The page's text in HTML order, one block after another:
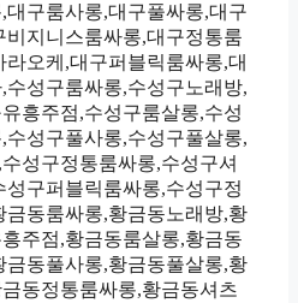
구룸사롱,대구풀싸롱,대구
지니스룸싸롱,대구정통룸
오케,대구퍼블릭룸싸롱,대
성구룸싸롱,수성구노래방,
흥주점,수성구룸살롱,수성
성구풀사롱,수성구풀살롱,
성구정통룸싸롱,수성구셔
구퍼블릭룸싸롱,수성구정
금동룸싸롱,황금동노래방,황
주점,황금동룸살롱,황금동
금동풀사롱,황금동풀살롱,황
동정통룸싸롱,황금동셔츠